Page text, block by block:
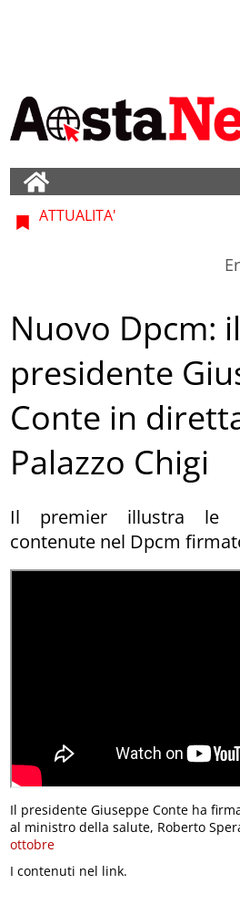
ATTUALITA'
Nuovo Dpcm: il
presidente
Conte in
Palazzo Chigi
Il premier illustra le
contenute nel Dpcm
Il presidente Giuseppe Conte ha
al ministro della salute, Roberto
ottobre
I contenuti nel link.